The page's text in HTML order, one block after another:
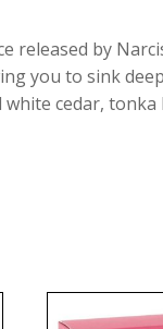
released by
you to sink
cedar, tonka